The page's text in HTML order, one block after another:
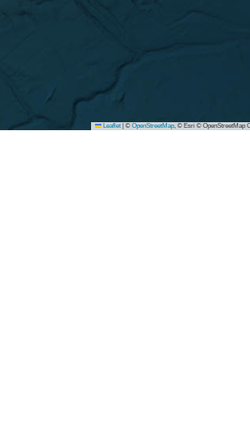
Leaflet © OpenStreetMap, © Esri © OpenStreetMap